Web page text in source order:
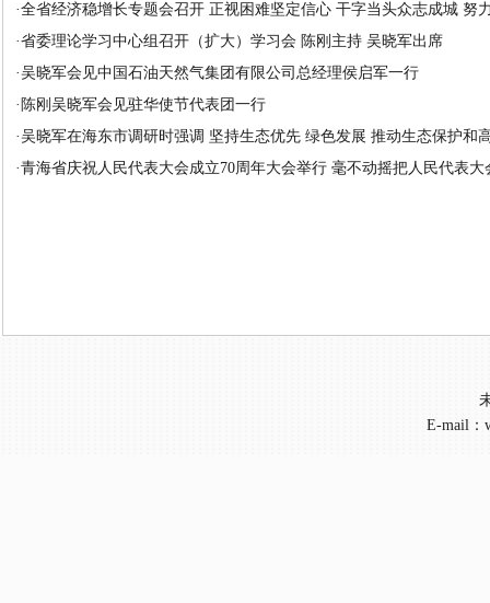
·全省经济稳增长专题会召开 正视困难坚定信心 干字当头众志成城 努
·省委理论学习中心组召开（扩大）学习会 陈刚主持 吴晓军出席
·吴晓军会见中国石油天然气集团有限公司总经理侯启军一行
· 陈刚吴晓军会见驻华使节代表团一行
·吴晓军在海东市调研时强调 坚持生态优先 绿色发展 推动生态保护和
·青海省庆祝人民代表大会成立70周年大会举行 毫不动摇把人民代表大
E-mail：